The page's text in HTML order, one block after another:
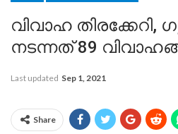
വിവാഹ
നടന്നത് 89
Last updated Sep 1, 2021
Share